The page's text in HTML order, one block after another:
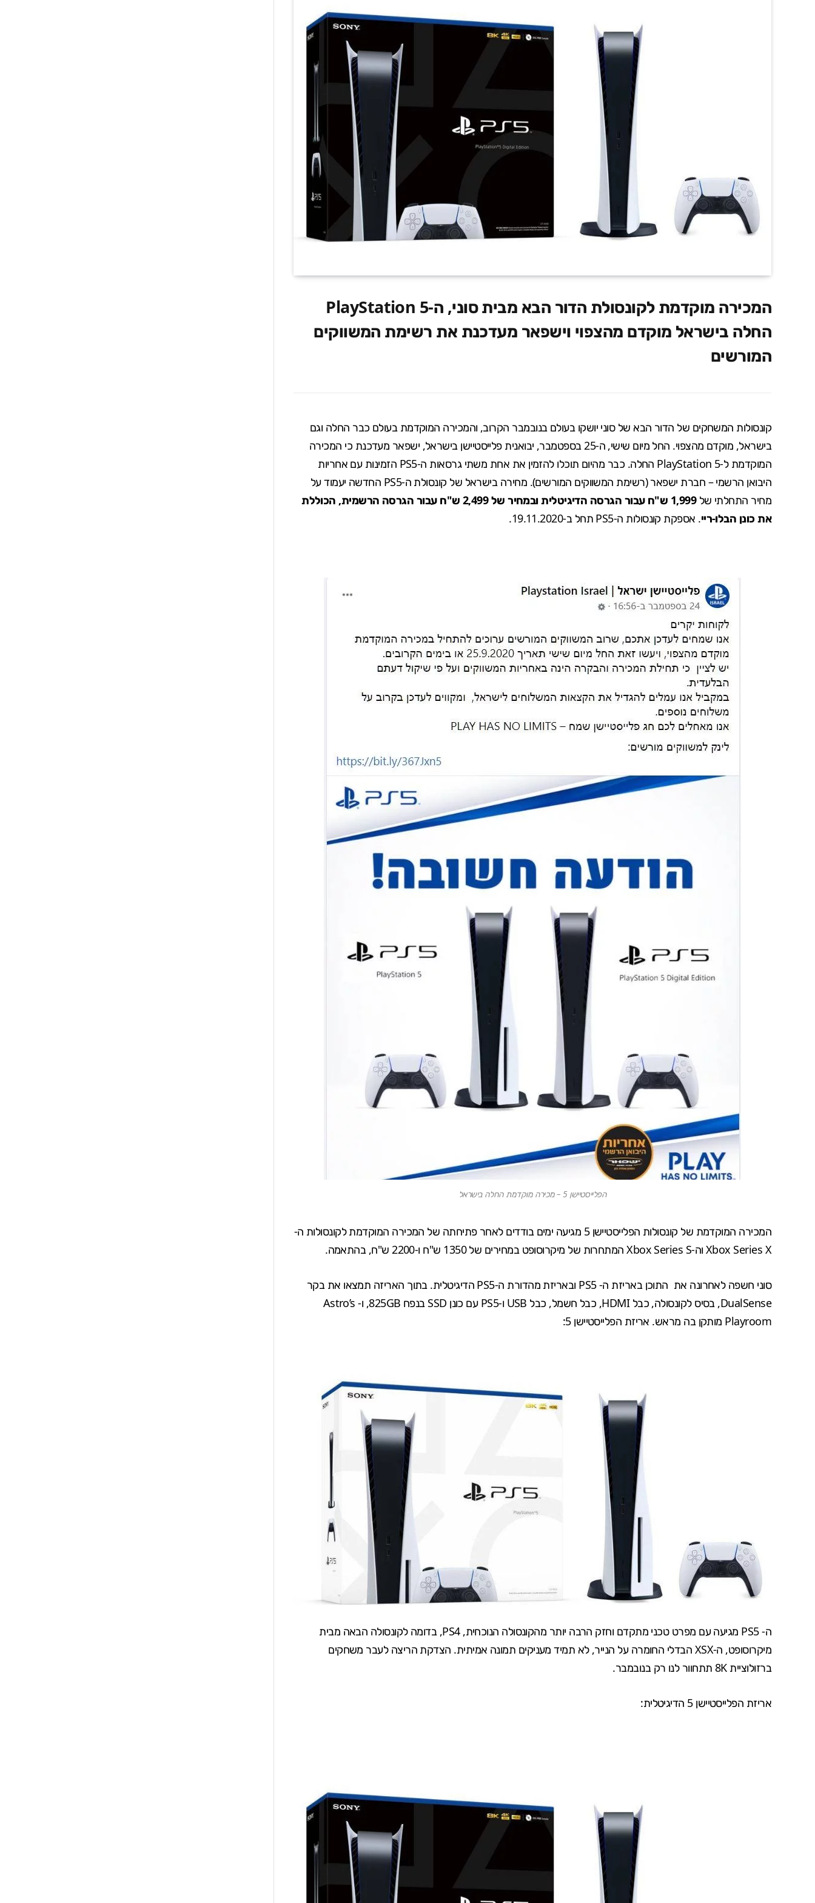
המכירה מוקדמת לקונסולת הדור הבא מבית סוני, ה-PlayStation 5
החלה בישראל מוקדם מהצפוי וישפאר מעדכנת את רשימת המשווקים
המורשים
קונסולות המשחקים של הדור הבא של סוני יושקו בעולם בנובמבר הקרוב, והמכירה המוקדמת בעולם כבר החלה וגם
בישראל, מוקדם מהצפוי. החל מיום שישי, ה-25 בספטמבר, יבואנית פלייסטיישן בישראל, ישפאר מעדכנת כי המכירה
המוקדמת ל-PlayStation 5 החלה. כבר מהיום תוכלו להזמין את אחת משתי גרסאות ה-PS5 הזמינות עם אחריות
היבואן הרשמי – חברת ישפאר (רשימת המשווקים המורשים
). מחירה בישראל של קונסולת ה-PS5 החדשה יעמוד על
מחיר התחלתי של
1,999 ש"ח עבור הגרסה הדיגיטלית ובמחיר של 2,499 ש"ח עבור הגרסה הרשמית, הכוללת
את כונן הבלו-ריי. אספקת קונסולות ה-PS5 תחל ב-19.11.2020.
הפלייסטיישן 5 – מכירה מוקדמת החלה בישראל
המכירה המוקדמת של קונסולות הפלייסטיישן 5 מגיעה ימים בודדים לאחר פתיחתה של המכירה המוקדמת לקונסולות ה-
Xbox Series X וה-Xbox Series S המתחרות של מיקרוסופט
במחירים של 1350 ש"ח ו-2200 ש"ח, בהתאמה .
סוני חשפה לאחרונה את התוכן באריזת ה- PS5 ובאריזת מהדורת ה-PS5 הדיגיטלית . בתוך האריזה תמצאו אתבקר
DualSense, בסיס לקונסולה, כבל HDMI, כבל חשמל, כבל USB ו-PS5 עם כונן SSD בנפח 825GB, ו-
Astro’s
Playroom מותקן בה מראש. אריזת הפלייסטיישן 5:
ה- PS5 מגיעה עם מפרט טכני מתקדם וחזק הרבה יותר מהקונסולה הנוכחית,PS4, בדומה לקונסולה הבאה מבית
מיקרוסופט, ה-XSX הבדלי החומרה על הנייר, לא תמיד מעניקים תמונה אמיתית. הצדקת הריצה לעבר משחקים
ברזולוציית 8K
תתחוור לנו רק בנובמבר.
אריזת הפלייסטיישן 5 הדיגיטלית: